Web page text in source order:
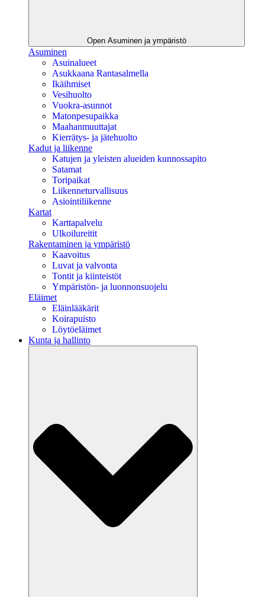
Open Asuminen ja ympäristö
Asuminen
Asuinalueet
Asukkaana Rantasalmella
Ikäihmiset
Vesihuolto
Vuokra-asunnot
Matonpesupaikka
Maahanmuuttajat
Kierrätys- ja jätehuolto
Kadut ja liikenne
Katujen ja yleisten alueiden kunnossapito
Satamat
Toripaikat
Liikenneturvallisuus
Asiointiliikenne
Kartat
Karttapalvelu
Ulkoilureitit
Rakentaminen ja ympäristö
Kaavoitus
Luvat ja valvonta
Tontit ja kiinteistöt
Ympäristön- ja luonnonsuojelu
Eläimet
Eläinlääkärit
Koirapuisto
Löytöeläimet
Kunta ja hallinto